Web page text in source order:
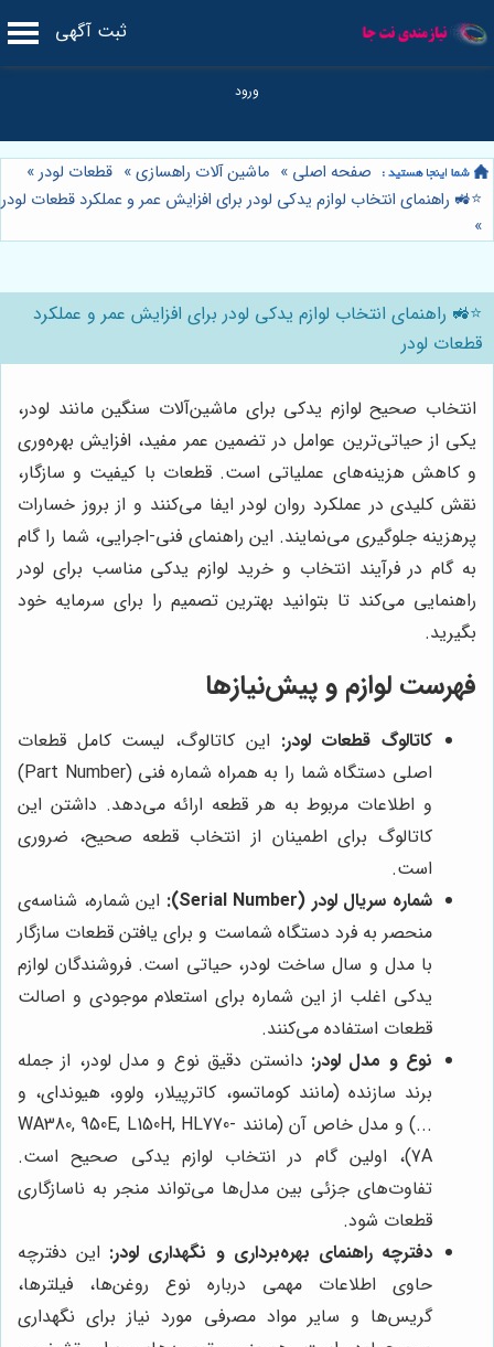
ثبت آگهی
صفحه اصلی » ماشین آلات راهسازی» قطعات لودر»
⭐️🚜 راهنمای انتخاب لوازم یدکی لودر برای افزایش عمر و عملکرد قطعات لودر
»
⭐️🚜 راهنمای انتخاب لوازم یدکی لودر برای افزایش عمر و عملکرد
قطعات لودر
انتخاب صحیح لوازم یدکی برای ماشین‌آلات سنگین مانند لودر،
یکی از حیاتی‌ترین عوامل در تضمین عمر مفید، افزایش بهره‌وری
و کاهش هزینه‌های عملیاتی است. قطعات با کیفیت و سازگار،
نقش کلیدی در عملکرد روان لودر ایفا می‌کنند و از بروز خسارات
پرهزینه جلوگیری می‌نمایند. این راهنمای فنی-اجرایی، شما را گام
به گام در فرآیند انتخاب و خرید لوازم یدکی مناسب برای لودر
راهنمایی می‌کند تا بتوانید بهترین تصمیم را برای سرمایه خود
بگیرید.
فهرست لوازم و پیش‌نیازها
کاتالوگ قطعات لودر: این کاتالوگ، لیست کامل قطعات
اصلی دستگاه شما را به همراه شماره فنی (Part Number)
و اطلاعات مربوط به هر قطعه ارائه می‌دهد. داشتن این
کاتالوگ برای اطمینان از انتخاب قطعه صحیح، ضروری
است.
شماره سریال لودر (Serial Number):
این شماره، شناسه‌ی
منحصر به فرد دستگاه شماست و برای یافتن قطعات سازگار
با مدل و سال ساخت لودر، حیاتی است. فروشندگان لوازم
یدکی اغلب از این شماره برای استعلام موجودی و اصالت
قطعات استفاده می‌کنند.
نوع و مدل لودر: دانستن دقیق نوع و مدل لودر، از جمله
برند سازنده (مانند کوماتسو، کاترپیلار، ولوو، هیوندای، و
...) و مدل خاص آن (مانند WA380, 950E, L150H, HL770-
7A)، اولین گام در انتخاب لوازم یدکی صحیح است.
تفاوت‌های جزئی بین مدل‌ها می‌تواند منجر به ناسازگاری
قطعات شود.
دفترچه راهنمای بهره‌برداری و نگهداری لودر: این دفترچه
حاوی اطلاعات مهمی درباره نوع روغن‌ها، فیلترها،
گریس‌ها و سایر مواد مصرفی مورد نیاز برای نگهداری